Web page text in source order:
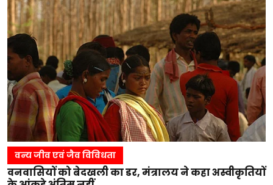
वन्य जीव एवं जैव विविधता
वनवासियों को बेदखली का डर, मंत्रालय ने कहा अस्वीकृतियों